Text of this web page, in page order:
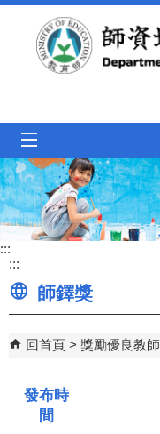
跳到主要內容區塊
:::
:::
師鐸獎
回首頁 獎勵優良教師
發布時
間